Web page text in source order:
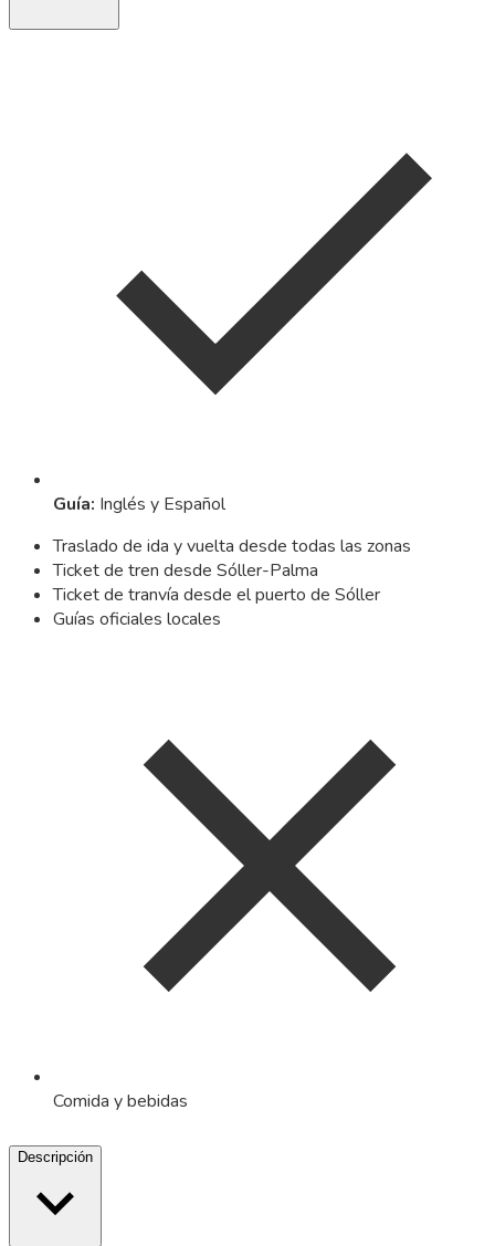
Guía: Inglés y Español
Traslado de ida y vuelta desde todas las zonas
Ticket de tren desde Sóller-Palma
Ticket de tranvía desde el puerto de Sóller
Guías oficiales locales
Comida y bebidas
Descripción